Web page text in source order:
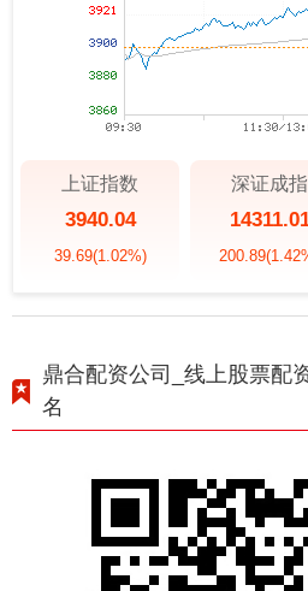
上证指数
3940.04
39.69(1.02%)
深证成指
200.89
鼎合配资公司_线上股票配
名